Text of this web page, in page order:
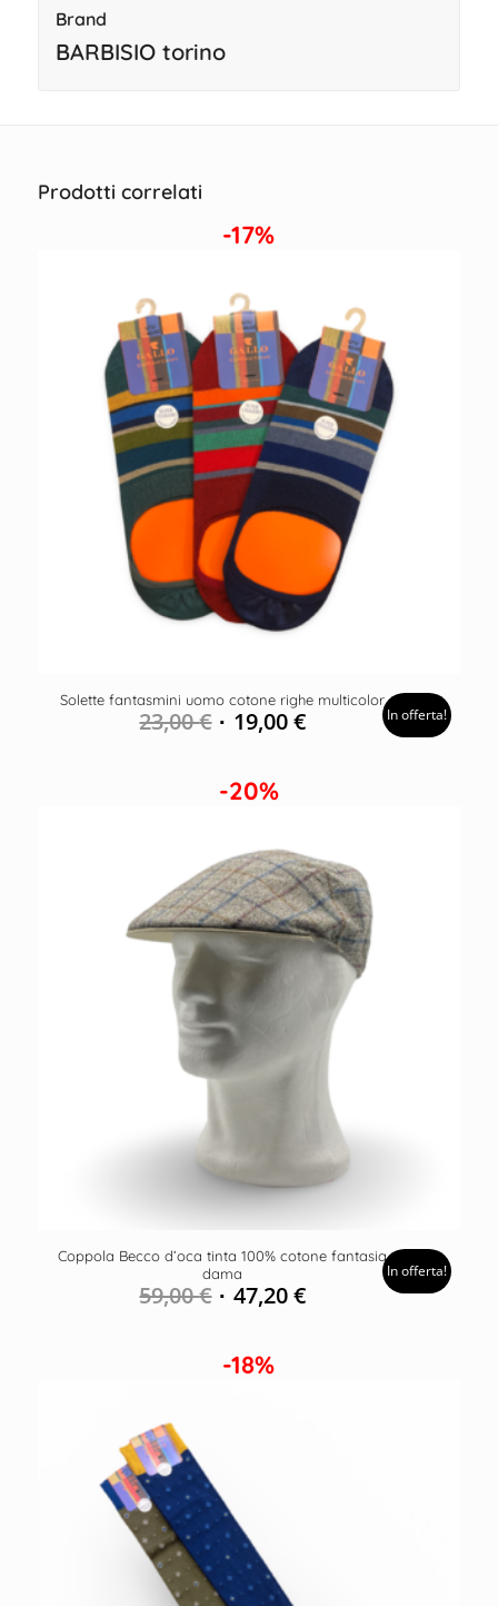
Brand
BARBISIO torino
Prodotti correlati
-17%
Solette fantasmini uomo cotone righe multicolor
23,00€ 19,00€ In offerta!
-20%
Coppola Becco d’oca tinta 100% cotone fantasia
dama
59,00€ 47,20€
In offerta!
-18%